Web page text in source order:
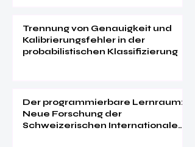
Trennung von Genauigkeit und
Kalibrierungsfehler in der
probabilistischen Klassifizierung
Der programmierbare Lernraum:
Neue Forschung der
Schweizerischen Internationalen